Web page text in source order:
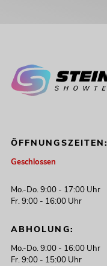
ÖFFNUNGSZEITEN:
Geschlossen
Mo.-Do. 9:00 - 17:00 Uhr
Fr. 9:00 - 16:00 Uhr
ABHOLUNG:
Mo.-Do. 9:00 - 16:00 Uhr
Fr. 9:00 - 15:00 Uhr